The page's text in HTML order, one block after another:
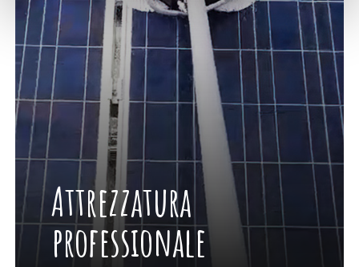
Attrezzatura
professionale